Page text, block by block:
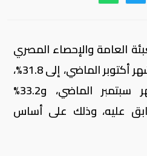
العامة والإحصاء المصري
تراجع التصخم العام في شهر أكتوبر الماضي، إلى 31.8%،
مقابل 32.9% في شهر سبتمبر الماضي، و33.2%
عليه، وذلك على أساس